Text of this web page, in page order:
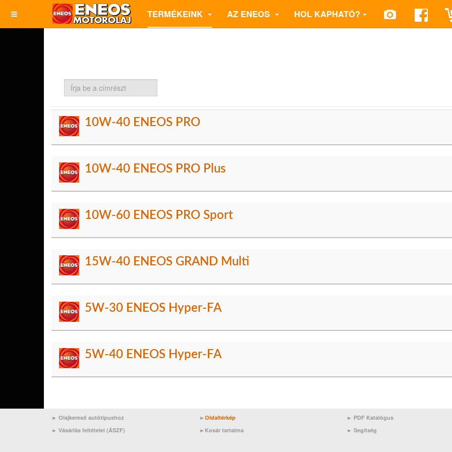
TERMÉKEINK AZ ENEOS HOL KAPHATÓ?
Írja
a
10W-40 ENEOS PRO
10W-40 ENEOS PRO Plus
10W-60 ENEOS PRO Sport
15W-40 ENEOS GRAND Multi
5W-30 ENEOS Hyper-FA
5W-40 ENEOS Hyper-FA
► Olajkereső autótípushoz
► Vásárlás feltételei (ÁSZF)
► Oldaltérkép
► Kosár tartalma
► PDF Katalógus
► Segítség